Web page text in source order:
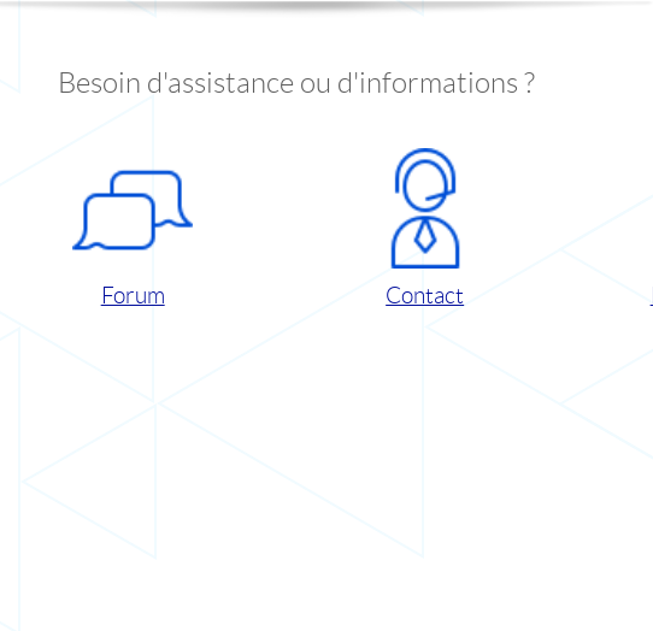
Besoin d'assistance ou d'informations ?
Forum Contact